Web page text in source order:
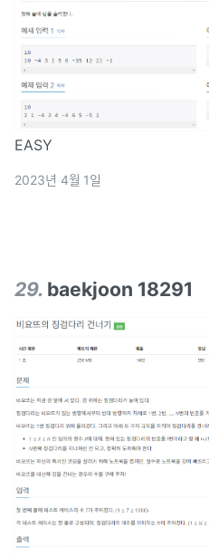
EASY
2023년 4월 1일
29. baekjoon 18291